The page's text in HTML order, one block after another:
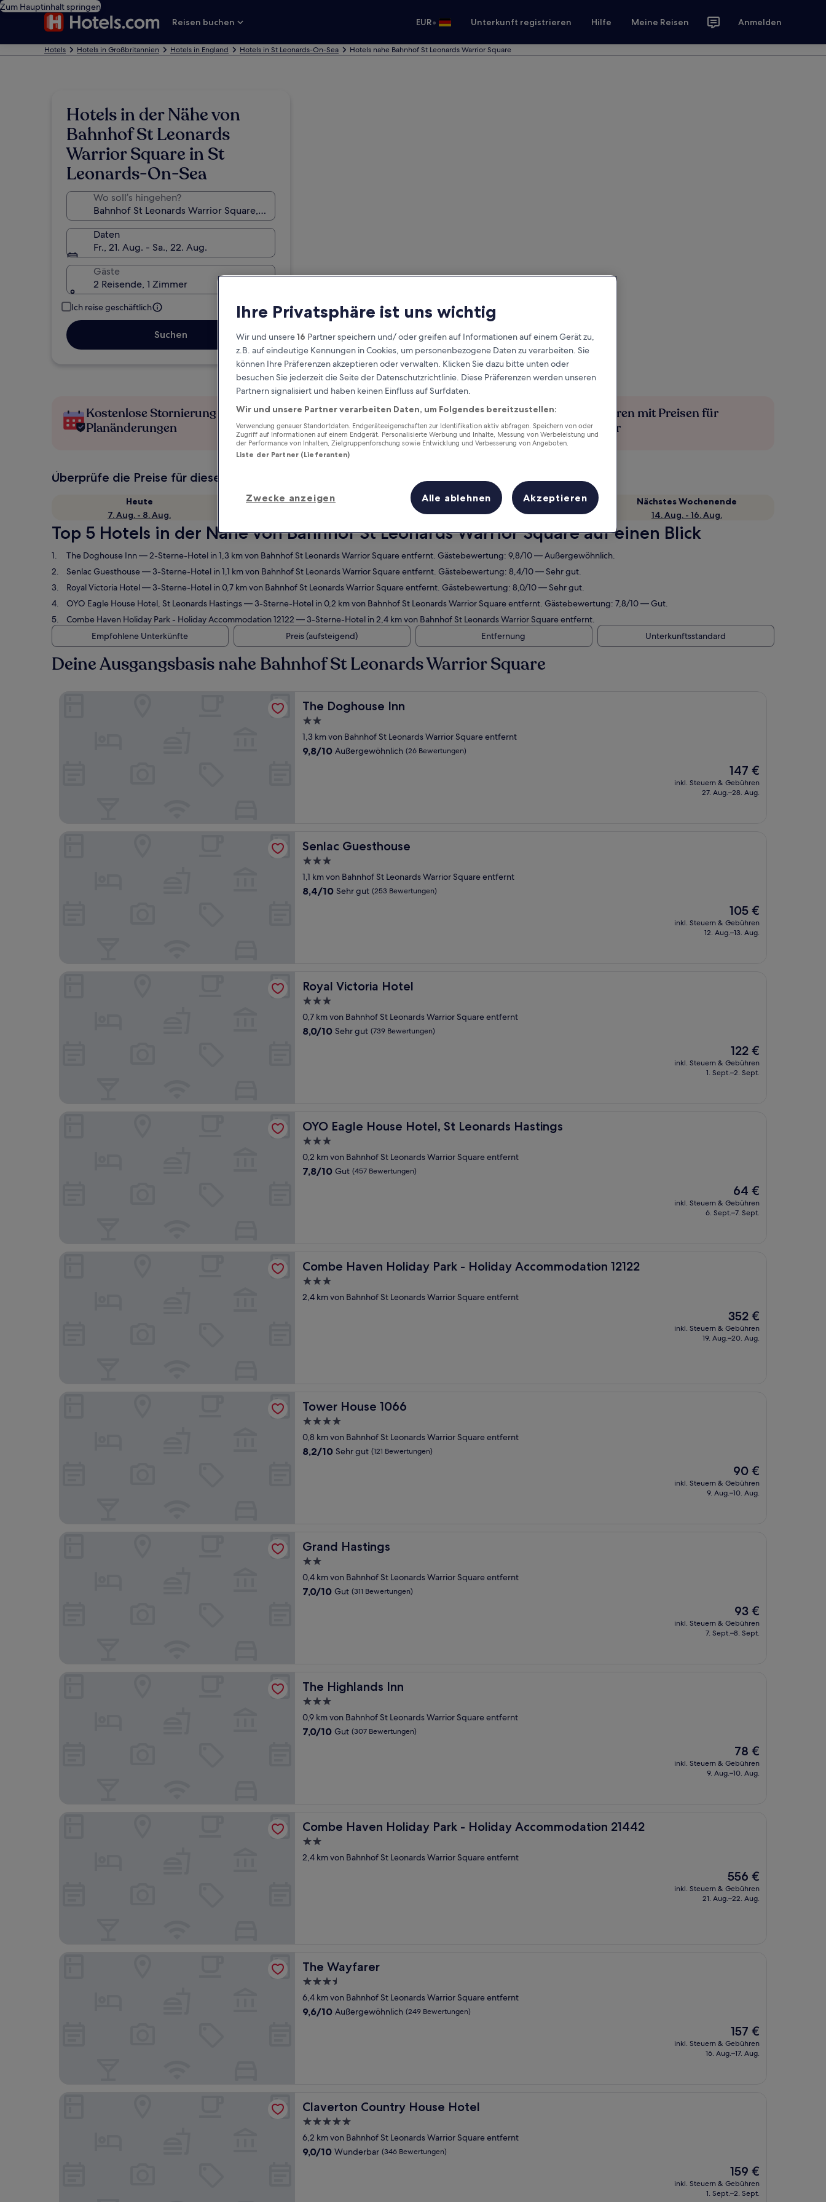
Zum Hauptinhalt springen
Reisen buchen
EUR• Unterkunft registrieren Hilfe Meine Reisen Anmelden
Hotels Hotels in Großbritannien Hotels in England Hotels in St Leonards-On-Sea Hotels nahe Bahnhof St Leonards Warrior Square
Hotels in der Nähe von
Bahnhof St Leonards
Warrior Square in St
Leonards-On-Sea
Wo soll’s hingehen?
Daten
Fr., 21. Aug. - Sa., 22. Aug.
Gäste
2 Reisende, 1 Zimmer
Ich reise geschäftlich
Suchen
Kostenlose Stornierung bei
Planänderungen
Verdiene Prämien für jede
wahrgenommene Übernachtung
Mehr sparen mit Preisen für
Mitglieder
Überprüfe die Preise für diese Daten
Heute
7. Aug. - 8. Aug.
Morgen
Dieses Wochenende
7. Aug. - 9. Aug.
Nächstes Wochenende
14. Aug. - 16. Aug.
Top 5 Hotels in der Nähe von Bahnhof St Leonards Warrior Square auf einen Blick
The Doghouse Inn— 2-Sterne-Hotel in 1,3 km von Bahnhof St Leonards Warrior Square entfernt. Gästebewertung: 9,8/10 — Außergewöhnlich.
Senlac Guesthouse— 3-Sterne-Hotel in 1,1 km von Bahnhof St Leonards Warrior Square entfernt. Gästebewertung: 8,4/10 — Sehr gut.
Royal Victoria Hotel— 3-Sterne-Hotel in 0,7 km von Bahnhof St Leonards Warrior Square entfernt. Gästebewertung: 8,0/10 — Sehr gut.
OYO Eagle House Hotel, St Leonards Hastings— 3-Sterne-Hotel in 0,2 km von Bahnhof St Leonards Warrior Square entfernt. Gästebewertung: 7,8/10 — Gut.
Combe Haven Holiday Park - Holiday Accommodation 12122 — 3-Sterne-Hotel in 2,4 km von Bahnhof St Leonards Warrior Square entfernt.
Empfohlene Unterkünfte
Preis (aufsteigend) Entfernung Unterkunftsstandard
Deine Ausgangsbasis nahe Bahnhof St Leonards Warrior Square
The Doghouse Inn
The Doghouse Inn
2.0-
Sterne-
Unterkunft
1,3 km von Bahnhof St Leonards Warrior Square entfernt
9.8
9,8/10 Außergewöhnlich (26 Bewertungen)
Der
Preis
beträgt
147 €
inkl. Steuern & Gebühren
27. Aug.–28. Aug.
Senlac Guesthouse
Senlac Guesthouse
3.0-
Sterne-
Unterkunft
1,1 km von Bahnhof St Leonards Warrior Square entfernt
8.4
8,4/10 Sehr gut (253 Bewertungen)
Der
Preis
beträgt
105 €
inkl. Steuern & Gebühren
12. Aug.–13. Aug.
Royal Victoria Hotel
Royal Victoria Hotel
3.0-
Sterne-
Unterkunft
0,7 km von Bahnhof St Leonards Warrior Square entfernt
8.0
8,0/10 Sehr gut (739 Bewertungen)
Der
Preis
beträgt
122 €
inkl. Steuern & Gebühren
1. Sept.–2. Sept.
OYO Eagle House Hotel, St Leonards Hastings
OYO Eagle House Hotel, St Leonards Hastings
3.0-
Sterne-
Unterkunft
0,2 km von Bahnhof St Leonards Warrior Square entfernt
7.8
7,8/10 Gut (457 Bewertungen)
Der
Preis
beträgt
64 €
inkl. Steuern & Gebühren
6. Sept.–7. Sept.
Combe Haven Holiday Park - Holiday Accommodation 12122
Combe Haven Holiday Park - Holiday Accommodation 12122
3.0-
Sterne-
2,4 km von Bahnhof St Leonards Warrior Square entfernt
Der
Preis
beträgt
352 €
inkl. Steuern & Gebühren
19. Aug.–20. Aug.
Combe Haven Holiday Park - Holiday Accommodation 12122
Tower House 1066
Tower House 1066
4.0-
Sterne-
Unterkunft
0,8 km von Bahnhof St Leonards Warrior Square entfernt
8.2
8,2/10 Sehr gut (121 Bewertungen)
Der
Preis
beträgt
90 €
inkl. Steuern & Gebühren
9. Aug.–10. Aug.
Grand Hastings
Grand Hastings
2.0-
Sterne-
Unterkunft
0,4 km von Bahnhof St Leonards Warrior Square entfernt
7.0
7,0/10 Gut (311 Bewertungen)
Der
Preis
beträgt
93 €
inkl. Steuern & Gebühren
7. Sept.–8. Sept.
The Highlands Inn
The Highlands Inn
3.0-
Sterne-
Unterkunft
0,9 km von Bahnhof St Leonards Warrior Square entfernt
7.0
7,0/10 Gut (307 Bewertungen)
Der
Preis
beträgt
78 €
inkl. Steuern & Gebühren
9. Aug.–10. Aug.
Combe Haven Holiday Park - Holiday Accommodation 21442
Combe Haven Holiday Park - Holiday Accommodation 21442
2.0-
Sterne-
2,4 km von Bahnhof St Leonards Warrior Square entfernt
Der
Preis
beträgt
556 €
inkl. Steuern & Gebühren
21. Aug.–22. Aug.
Combe Haven Holiday Park - Holiday Accommodation 21442
The Wayfarer
The Wayfarer
3.5-
Sterne-
Unterkunft
6,4 km von Bahnhof St Leonards Warrior Square entfernt
9.6
9,6/10 Außergewöhnlich (249 Bewertungen)
Der
Preis
beträgt
157 €
inkl. Steuern & Gebühren
16. Aug.–17. Aug.
Claverton Country House Hotel
Claverton Country House Hotel
5.0-
Sterne-
Unterkunft
6,2 km von Bahnhof St Leonards Warrior Square entfernt
9.0
9,0/10 Wunderbar (346 Bewertungen)
Der
Preis
beträgt
159 €
inkl. Steuern & Gebühren
1. Sept.–2. Sept.
Ihre Privatsphäre ist uns wichtig
Wir und unsere16 Partner speichern und/ oder greifen auf Informationen auf einem Gerät zu,
z.B. auf eindeutige Kennungen in Cookies, um personenbezogene Daten zu verarbeiten. Sie
können Ihre Präferenzen akzeptieren oder verwalten. Klicken Sie dazu bitte unten oder
besuchen Sie jederzeit die Seite der Datenschutzrichtlinie. Diese Präferenzen werden unseren
Partnern signalisiert und haben keinen Einfluss auf Surfdaten.
Wir und unsere Partner verarbeiten Daten, um Folgendes bereitzustellen:
Verwendung genauer Standortdaten. Endgeräteeigenschaften zur Identifikation aktiv abfragen. Speichern von oder
Zugriff auf Informationen auf einem Endgerät. Personalisierte Werbung und Inhalte, Messung von Werbeleistung und
der Performance von Inhalten, Zielgruppenforschung sowie Entwicklung und Verbesserung von Angeboten.
Liste der Partner (Lieferanten)
Zwecke anzeigen Alle ablehnen Akzeptieren